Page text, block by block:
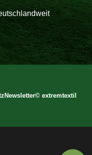
Newsletter© extremtextil